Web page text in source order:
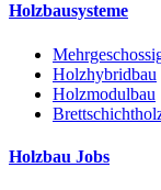
Holzbausysteme
Holzhybridbau
Holzmodulbau
Holzbau Jobs